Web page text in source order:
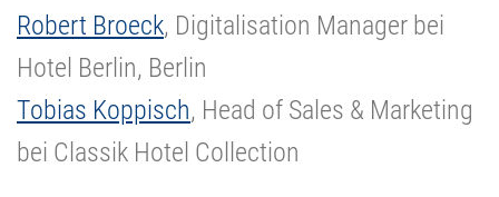
Robert Broeck, Digitalisation Manager bei
Hotel Berlin, Berlin
Tobias Koppisch, Head of Sales & Marketing
bei Classik Hotel Collection